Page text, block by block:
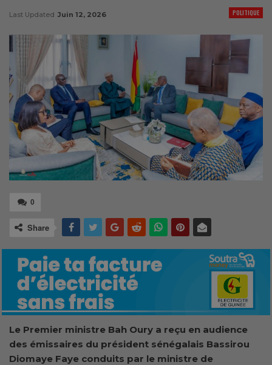
POLITIQUE
Last Updated Juin 12, 2026
0
Share
Le Premier ministre Bah Oury a reçu en audience
des émissaires du président sénégalais Bassirou
Diomaye Faye conduits par le ministre de